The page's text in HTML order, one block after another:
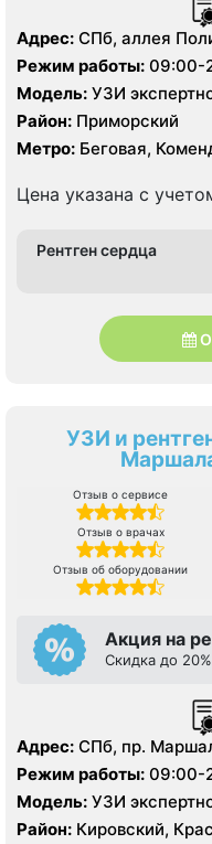
Адрес: СПб, аллея
Режим работы: 09:00-
Модель: УЗИ
Район: Приморский
Метро: Беговая,
Цена указана с
Рентген сердца
УЗИ и
Отзыв о сервисе
Отзыв о врачах
Отзыв об оборудовании
Акция на
Скидка до 20%
Адрес: СПб, пр.
Режим работы: 09:00-
Модель: УЗИ
Район: Кировский,